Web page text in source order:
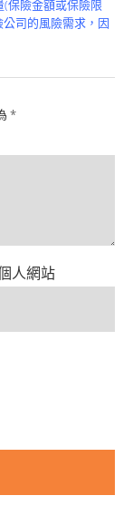
保險金額或保險限
司的風險需求，因
*
人網站